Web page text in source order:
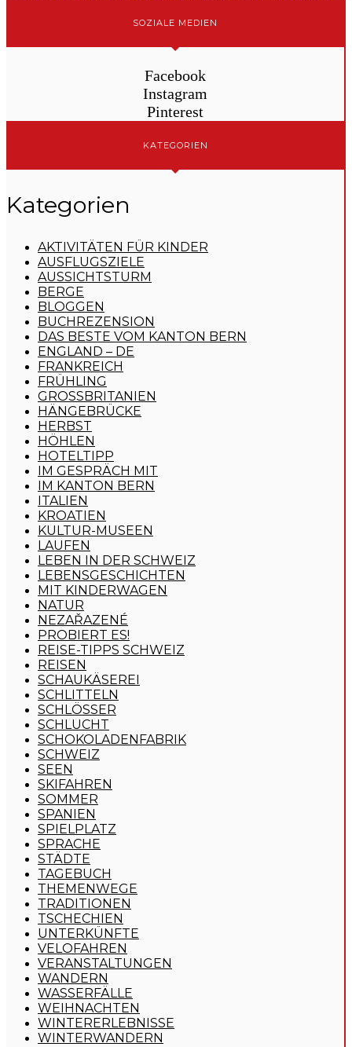
SOZIALE MEDIEN
Facebook
Instagram
Pinterest
KATEGORIEN
Kategorien
AKTIVITÄTEN FÜR KINDER
AUSFLUGSZIELE
AUSSICHTSTURM
BERGE
BLOGGEN
BUCHREZENSION
DAS BESTE VOM KANTON BERN
ENGLAND – DE
FRANKREICH
FRÜHLING
GROSSBRITANIEN
HÄNGEBRÜCKE
HERBST
HÖHLEN
HOTELTIPP
IM GESPRÄCH MIT
IM KANTON BERN
ITALIEN
KROATIEN
KULTUR-MUSEEN
LAUFEN
LEBEN IN DER SCHWEIZ
LEBENSGESCHICHTEN
MIT KINDERWAGEN
NATUR
NEZAŘAZENÉ
PROBIERT ES!
REISE-TIPPS SCHWEIZ
REISEN
SCHAUKÄSEREI
SCHLITTELN
SCHLÖSSER
SCHLUCHT
SCHOKOLADENFABRIK
SCHWEIZ
SEEN
SKIFAHREN
SOMMER
SPANIEN
SPIELPLATZ
SPRACHE
STÄDTE
TAGEBUCH
THEMENWEGE
TRADITIONEN
TSCHECHIEN
UNTERKÜNFTE
VELOFAHREN
VERANSTALTUNGEN
WANDERN
WASSERFÄLLE
WEIHNACHTEN
WINTERERLEBNISSE
WINTERWANDERN